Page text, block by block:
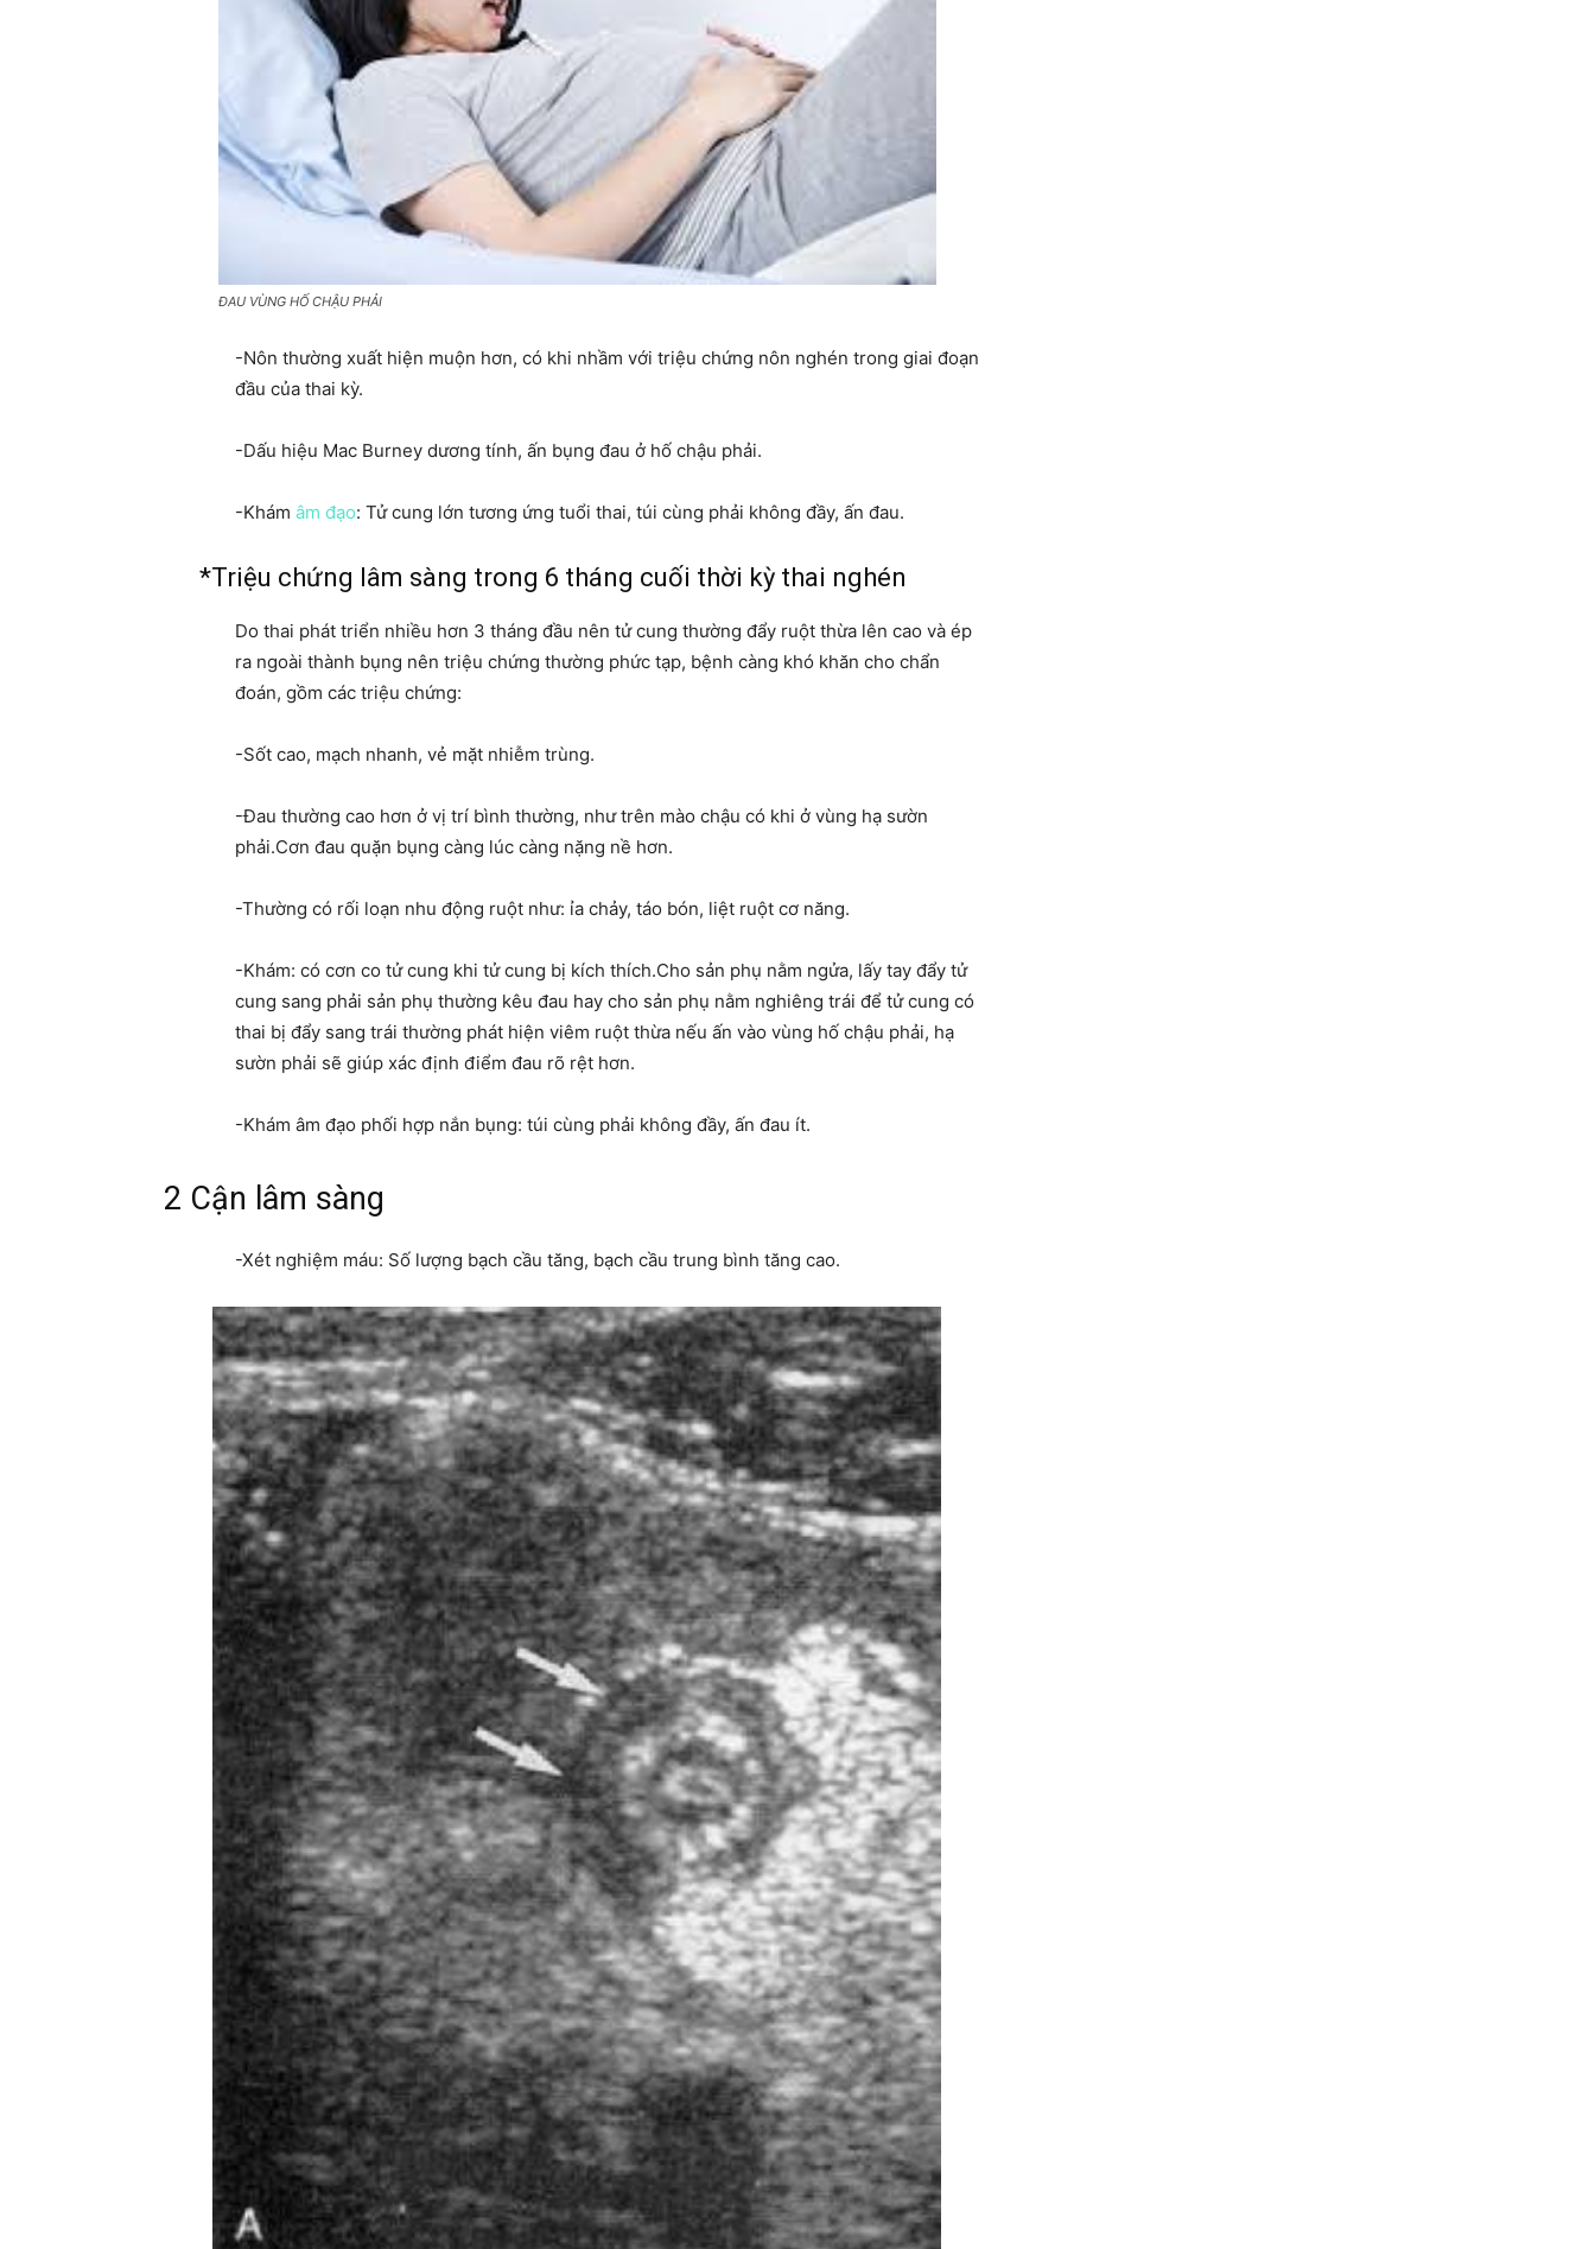
ĐAU VÙNG HỐ CHẬU PHẢI
-Nôn thường xuất hiện muộn hơn, có khi nhầm với triệu chứng nôn nghén trong giai đoạn
đầu của thai kỳ.
-Dấu hiệu Mac Burney dương tính, ấn bụng đau ở hố chậu phải.
-Khám âm đạo: Tử cung lớn tương ứng tuổi thai, túi cùng phải không đầy, ấn đau.
*Triệu chứng lâm sàng trong 6 tháng cuối thời kỳ thai nghén
Do thai phát triển nhiều hơn 3 tháng đầu nên tử cung thường đẩy ruột thừa lên cao và ép
ra ngoài thành bụng nên triệu chứng thường phức tạp, bệnh càng khó khăn cho chẩn
đoán, gồm các triệu chứng:
-Sốt cao, mạch nhanh, vẻ mặt nhiễm trùng.
-Đau thường cao hơn ở vị trí bình thường, như trên mào chậu có khi ở vùng hạ sườn
phải.Cơn đau quặn bụng càng lúc càng nặng nề hơn.
-Thường có rối loạn nhu động ruột như: ỉa chảy, táo bón, liệt ruột cơ năng.
-Khám: có cơn co tử cung khi tử cung bị kích thích.Cho sản phụ nằm ngửa, lấy tay đẩy tử
cung sang phải sản phụ thường kêu đau hay cho sản phụ nằm nghiêng trái để tử cung có
thai bị đẩy sang trái thường phát hiện viêm ruột thừa nếu ấn vào vùng hố chậu phải, hạ
sườn phải sẽ giúp xác định điểm đau rõ rệt hơn.
-Khám âm đạo phối hợp nắn bụng: túi cùng phải không đầy, ấn đau ít.
2 Cận lâm sàng
-Xét nghiệm máu: Số lượng bạch cầu tăng, bạch cầu trung bình tăng cao.